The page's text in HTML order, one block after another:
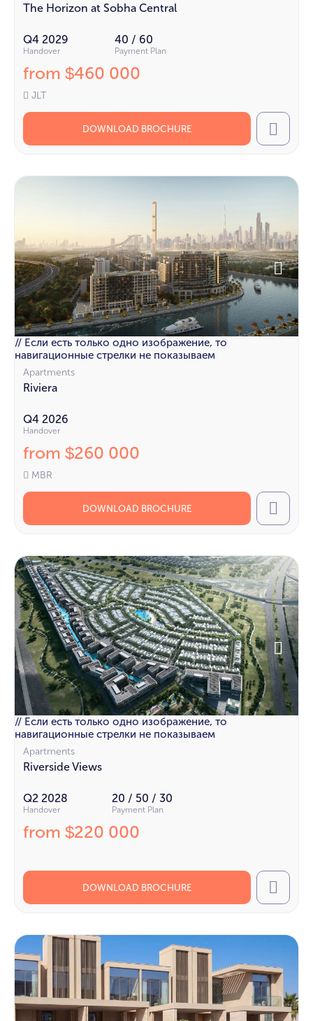
The Horizon at Sobha Central
Q4 2029
Handover
40 / 60
Payment Plan
from $460 000
JLT
DOWNLOAD BROCHURE Call
// Если есть только одно изображение, то
навигационные стрелки не показываем
Apartments
Riviera
Q4 2026
Handover
from $260 000
MBR
DOWNLOAD BROCHURE Call
// Если есть только одно изображение, то
навигационные стрелки не показываем
Apartments
Riverside Views
Q2 2028
Handover
20 / 50 / 30
Payment Plan
from $220 000
DOWNLOAD BROCHURE Call